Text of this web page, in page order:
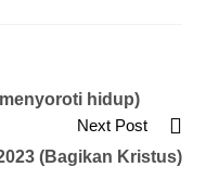
hidup)
Next Post
(Bagikan Kristus)